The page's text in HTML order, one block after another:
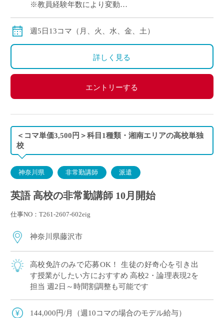
※教員経験年数により変動
週5日13コマ（月、火、水、金、土）
詳しく見る
エントリーする
＜コマ単価3,500円＞科目1種類・湘南エリアの高校単独
校
神奈川県 非常勤講師 派遣
英語 高校の非常勤講師 10月開始
仕事NO：T261-2607-602eig
神奈川県藤沢市
高校免許のみで応募OK！ 生徒の好奇心を引き出
す授業がしたい方におすすめ 高校2・論理表現2を
担当 週2日～時間割調整も可能です
144,000円/月（週10コマの場合のモデル給与）